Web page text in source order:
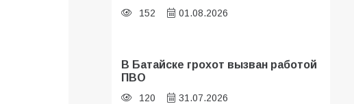
152 01.08.2026
В Батайске грохот вызван работой
ПВО
120 31.07.2026